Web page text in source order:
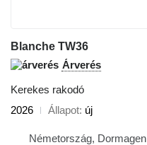
Blanche TW36
Árverés
Kerekes rakodó
2026
Állapot új
Németország, Dormagen